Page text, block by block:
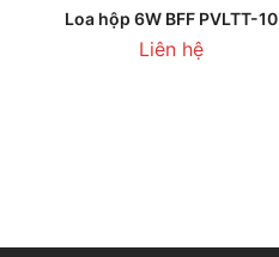
THÊM VÀO GIỎ HÀNG
Loa hộp 6W BFF PVLTT-10
Liên hệ